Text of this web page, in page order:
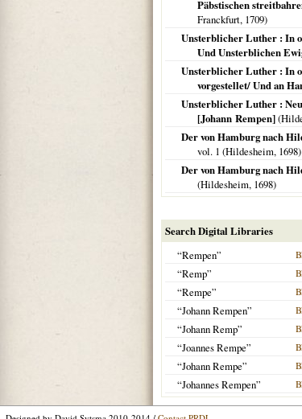
Päbstischen
Franckfurt, 1709)
Unsterblicher Luther : In
Und Unsterblichen
Unsterblicher Luther : In
vorgestellet/ Und an
Unsterblicher Luther :
[Johann Rempen](
Der von Hamburg nach
vol. 1 (Hildesheim, 1698)
Der von Hamburg nach
(Hildesheim, 1698)
Search Digital Libraries
“Rempen”
“Remp”
“Rempe”
“Johann Rempen”
“Johann Remp”
“Joannes Rempe”
“Johann Rempe”
“Johannes Rempen”